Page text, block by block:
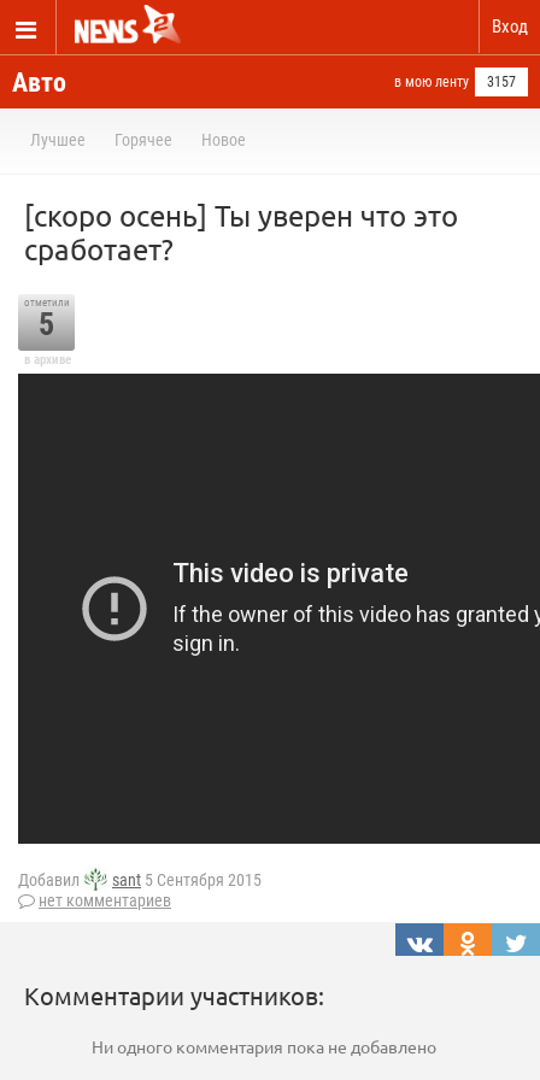
Вход
Авто в мою ленту 3157
Лучшее Горячее Новое
[скоро осень] Ты уверен что это
сработает?
отметили
5
в архиве
Добавил sant 5 Сентября 2015
нет комментариев
Комментарии участников:
Ни одного комментария пока не добавлено